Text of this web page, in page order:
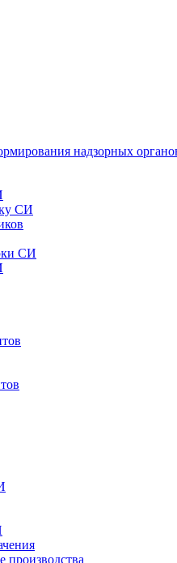
надзорных
СИ
СИ
производства